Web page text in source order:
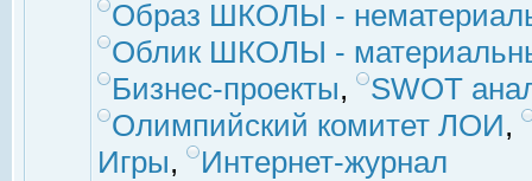
Образ ШКОЛЫ -
Облик ШКОЛЫ -
Бизнес-проекты,
SWOT
Олимпийский комитет ЛОИ,
Игры, Интернет-журнал